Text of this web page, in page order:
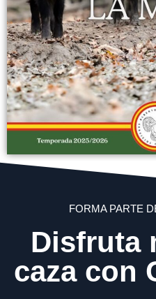
FORMA PARTE
Disfruta
caza con